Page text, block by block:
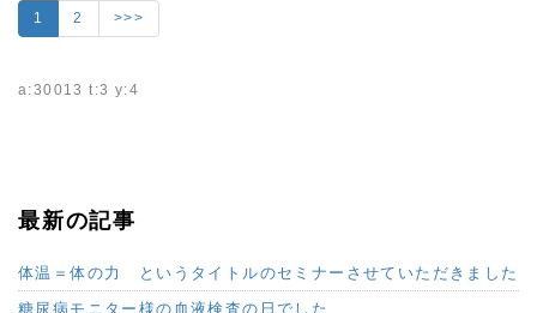
1 2 >>>
a:30013 t:3 y:4
最新の記事
体温＝体の力 というタイトルのセミナーさせていただきました
糖尿病モニター様の血液検査の日でした